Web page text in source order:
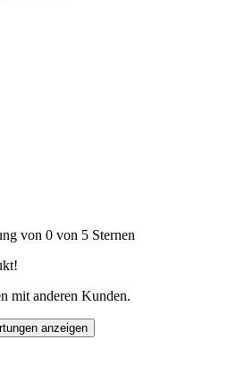
von 0 von 5 Sternen
mit anderen Kunden.
anzeigen